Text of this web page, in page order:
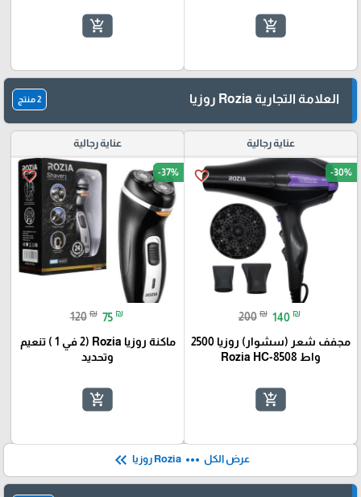
add_shopping_cart
add_shopping_cart
العلامة التجارية Rozia روزيا 2 منتج
عناية رجالية
favorite_border -30%
200 ₪ 140 ₪
مجفف شعر (سشوار) روزيا 2500
واط Rozia HC-8508
add_shopping_cart
عناية رجالية
favorite_border -37%
120 ₪ 75 ₪
ماكنة روزيا Rozia (2 في 1 ) تنعيم
وتحديد
add_shopping_cart
عرض الكل more_horiz
keyboard_double_arrow_left